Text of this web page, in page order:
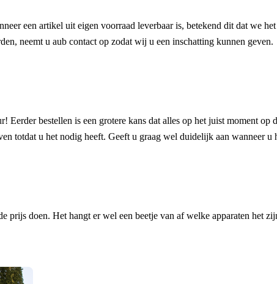
een artikel uit eigen voorraad leverbaar is, betekend dit dat we
neemt u aub contact op zodat wij u een inschatting kunnen geven.
Eerder bestellen is een grotere kans dat alles op het juist moment
totdat u het nodig heeft. Geeft u graag wel duidelijk aan wanneer
prijs doen. Het hangt er wel een beetje van af welke apparaten het